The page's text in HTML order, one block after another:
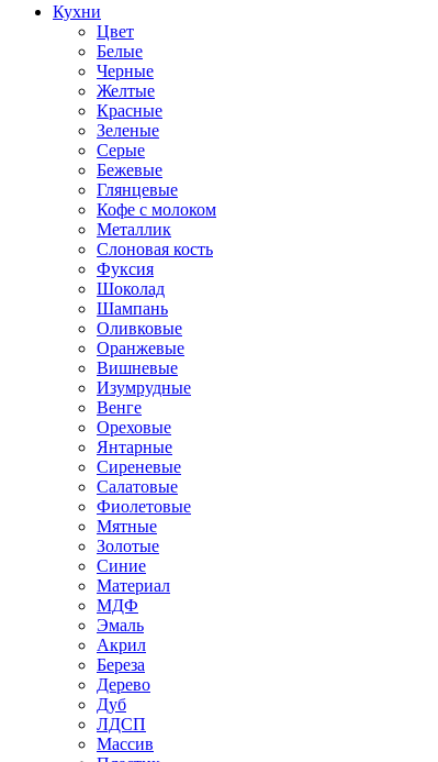
Кухни
Цвет
Белые
Черные
Желтые
Красные
Зеленые
Серые
Бежевые
Глянцевые
Кофе с молоком
Металлик
Слоновая кость
Фуксия
Шоколад
Шампань
Оливковые
Оранжевые
Вишневые
Изумрудные
Венге
Ореховые
Янтарные
Сиреневые
Салатовые
Фиолетовые
Мятные
Золотые
Синие
Материал
МДФ
Эмаль
Акрил
Береза
Дерево
Дуб
ЛДСП
Массив